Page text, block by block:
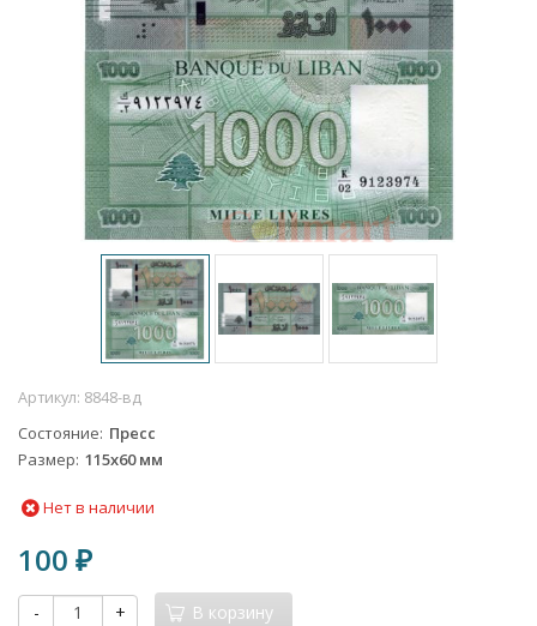
Артикул: 8848-вд
Состояние Пресс
Размер 115х60 мм
Нет в наличии
100 ₽
- + В корзину